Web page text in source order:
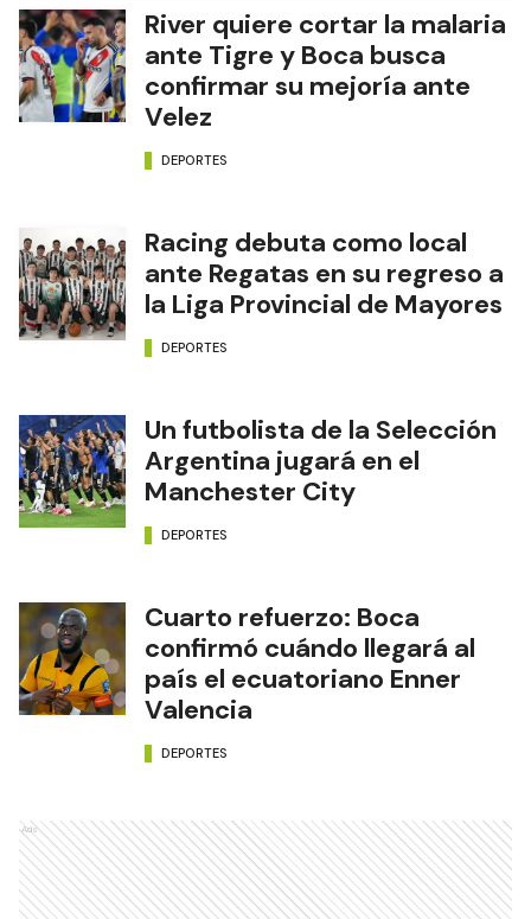
River quiere cortar la malaria
ante Tigre y Boca busca
confirmar su mejoría ante
Velez
DEPORTES
Racing debuta como local
ante Regatas en su regreso a
la Liga Provincial de Mayores
DEPORTES
Un futbolista de la Selección
Argentina jugará en el
Manchester City
DEPORTES
Cuarto refuerzo: Boca
confirmó cuándo llegará al
país el ecuatoriano Enner
Valencia
DEPORTES
Ads